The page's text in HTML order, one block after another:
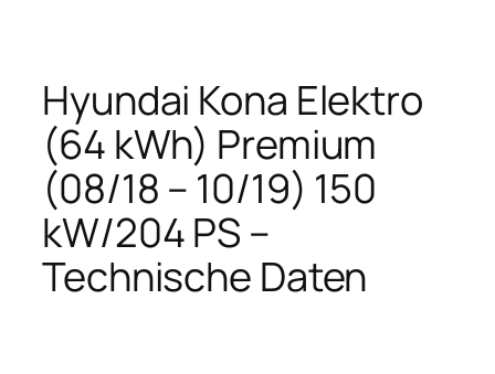
Hyundai Kona Elektro
(64 kWh) Premium
(08/18 – 10/19) 150
kW/204 PS –
Technische Daten